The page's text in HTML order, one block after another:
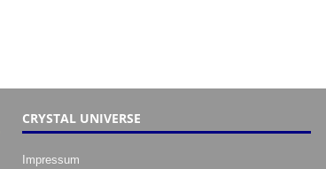
CRYSTAL UNIVERSE
Impressum